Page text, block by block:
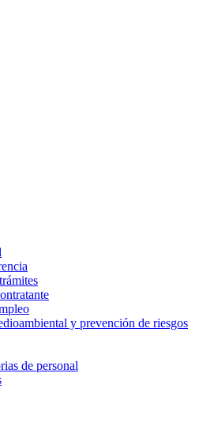
y prevención de riesgos
de personal